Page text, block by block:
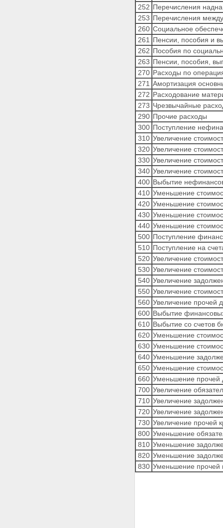
252 Перечисления
253 Перечисления
260 Социальное
261
Пенсии, пособия и
262 Пособия по
263 Пенсии, пособия,
270 Расходы по
271 Амортизация
272 Расходование
273 Чрезвычайные
290 Прочие расходы
300 Поступление
310 Увеличение
320 Увеличение
330 Увеличение
340 Увеличение
400 Выбытие
410 Уменьшение
420 Уменьшение
430 Уменьшение
440 Уменьшение
500 Поступление
510 Поступление на
520 Увеличение
530 Увеличение
540 Увеличение
550 Увеличение
560 Увеличение прочей
600 Выбытие
610 Выбытие со счетов
620 Уменьшение
630 Уменьшение
640 Уменьшение
650 Уменьшение
660 Уменьшение прочей
700 Увеличение
710 Увеличение
720 Увеличение
730 Увеличение прочей
800 Уменьшение
810 Уменьшение
820 Уменьшение
830 Уменьшение прочей